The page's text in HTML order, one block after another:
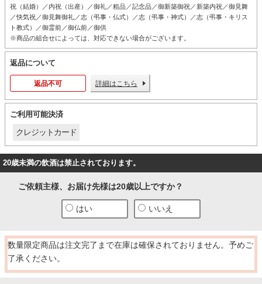
祝（結婚）／内祝（出産）／御礼／粗品／記念品／御新築御祝／新築内祝／御見舞
／快気祝／御見舞御礼／志（弔事・仏式）／志（弔事・神式）／志（弔事・キリス
ト教式）／御霊前／御仏前／御供
※商品の組合せによっては、対応できない場合がございます。
返品について
返品不可 詳細はこちら
ご利用可能決済
クレジットカード
20歳未満の飲酒は禁止されております。
ご依頼主様、お届け先様は20歳以上ですか？
はい いいえ
数量限定商品は注文完了まで在庫は確保されておりません。予めご
了承ください。